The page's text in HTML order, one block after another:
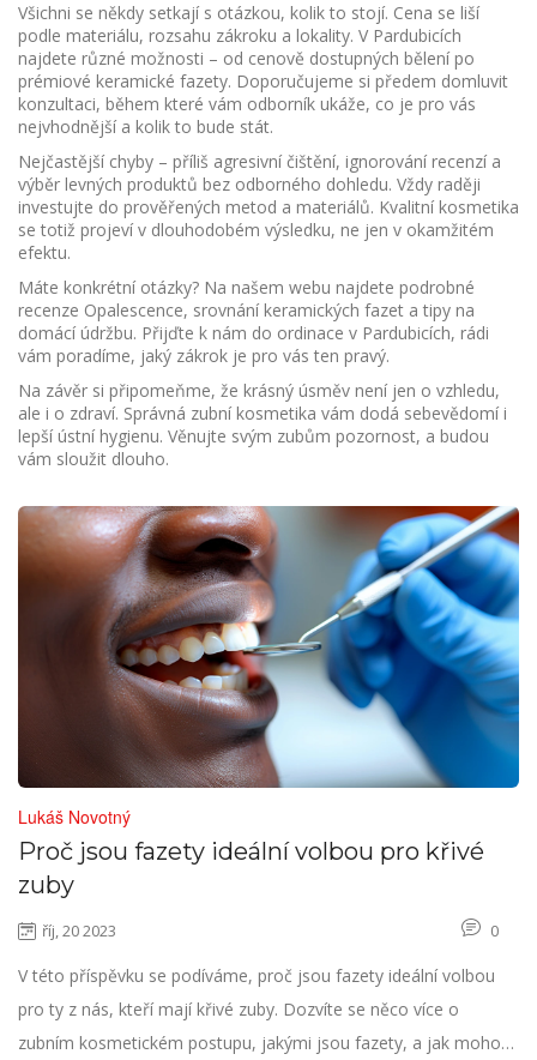
Všichni se někdy setkají s otázkou, kolik to stojí. Cena se liší
podle materiálu, rozsahu zákroku a lokality. V Pardubicích
najdete různé možnosti – od cenově dostupných bělení po
prémiové keramické fazety. Doporučujeme si předem domluvit
konzultaci, během které vám odborník ukáže, co je pro vás
nejvhodnější a kolik to bude stát.
Nejčastější chyby – příliš agresivní čištění, ignorování recenzí a
výběr levných produktů bez odborného dohledu. Vždy raději
investujte do prověřených metod a materiálů. Kvalitní kosmetika
se totiž projeví v dlouhodobém výsledku, ne jen v okamžitém
efektu.
Máte konkrétní otázky? Na našem webu najdete podrobné
recenze Opalescence, srovnání keramických fazet a tipy na
domácí údržbu. Přijďte k nám do ordinace v Pardubicích, rádi
vám poradíme, jaký zákrok je pro vás ten pravý.
Na závěr si připomeňme, že krásný úsměv není jen o vzhledu,
ale i o zdraví. Správná zubní kosmetika vám dodá sebevědomí i
lepší ústní hygienu. Věnujte svým zubům pozornost, a budou
vám sloužit dlouho.
Lukáš Novotný
Proč jsou fazety ideální volbou pro křivé
zuby
říj, 20 2023 0
V této příspěvku se podíváme, proč jsou fazety ideální volbou
pro ty z nás, kteří mají křivé zuby. Dozvíte se něco více o
zubním kosmetickém postupu, jakými jsou fazety, a jak mohou